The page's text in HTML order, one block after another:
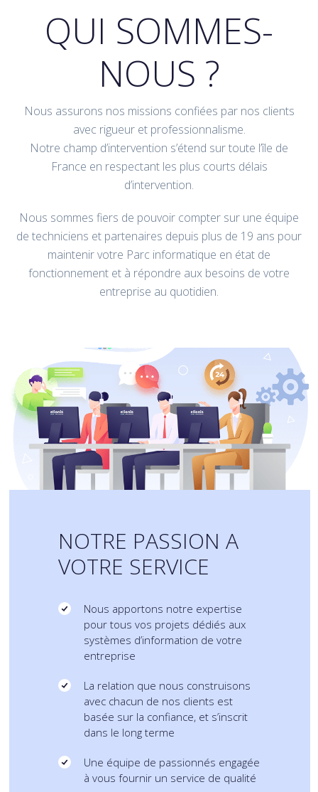
QUI SOMMES-
NOUS ?
Nous assurons nos missions confiées par nos clients
avec rigueur et professionnalisme.
Notre champ d’intervention s’étend sur toute l’île de
France en respectant les plus courts délais
d’intervention.
Nous sommes fiers de pouvoir compter sur une équipe
de techniciens et partenaires depuis plus de 19 ans pour
maintenir votre Parc informatique en état de
fonctionnement et à répondre aux besoins de votre
entreprise au quotidien.
NOTRE PASSION A
VOTRE SERVICE
Nous apportons notre expertise
pour tous vos projets dédiés aux
systèmes d’information de votre
entreprise
La relation que nous construisons
avec chacun de nos clients est
basée sur la confiance, et s’inscrit
dans le long terme
Une équipe de passionnés engagée
à vous fournir un service de qualité